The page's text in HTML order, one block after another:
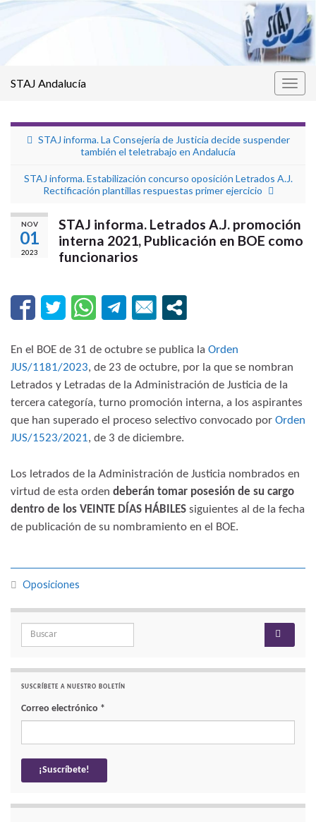
STAJ Andalucía
STAJ informa. La Consejería de Justicia decide suspender
también el teletrabajo en Andalucía
STAJ informa. Estabilización concurso oposición Letrados A.J.
Rectificación plantillas respuestas primer ejercicio
NOV
01
2023
STAJ informa. Letrados A.J. promoción
interna 2021, Publicación en BOE como
funcionarios
En el BOE de 31 de octubre se publica la Orden
JUS/1181/2023, de 23 de octubre, por la que se nombran
Letrados y Letradas de la Administración de Justicia de la
tercera categoría, turno promoción interna, a los aspirantes
que han superado el proceso selectivo convocado por Orden
JUS/1523/2021, de 3 de diciembre.
Los letrados de la Administración de Justicia nombrados en
virtud de esta orden deberán tomar posesión de su cargo
dentro de los VEINTE DÍAS HÁBILES siguientes al de la fecha
de publicación de su nombramiento en el BOE.
Oposiciones
Search for:
SUSCRÍBETE A NUESTRO BOLETÍN
Correo electrónico *